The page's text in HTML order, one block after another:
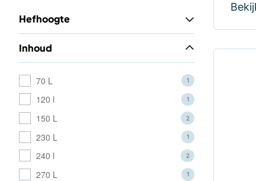
Hefhoogte
Inhoud
70 L 1
120 l 1
150 L 2
230 L 1
240 l 2
270 L 1